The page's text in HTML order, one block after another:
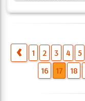
1 2 3 4 5
16
17 18